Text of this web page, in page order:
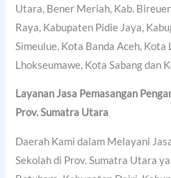
Utara, Bener Meriah, Kab.
Raya, Kabupaten Pidie Jaya,
Simeulue, Kota Banda Aceh, Kota
Lhokseumawe, Kota Sabang dan
Layanan Jasa Pemasangan
Prov. Sumatra Utara
Daerah Kami dalam Melayani
Sekolah di Prov. Sumatra Utara